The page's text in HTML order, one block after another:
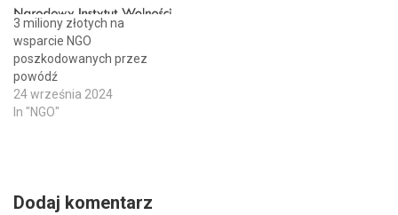
3 miliony złotych na
wsparcie NGO
poszkodowanych przez
powódź
24 września 2024
In "NGO"
Dodaj komentarz